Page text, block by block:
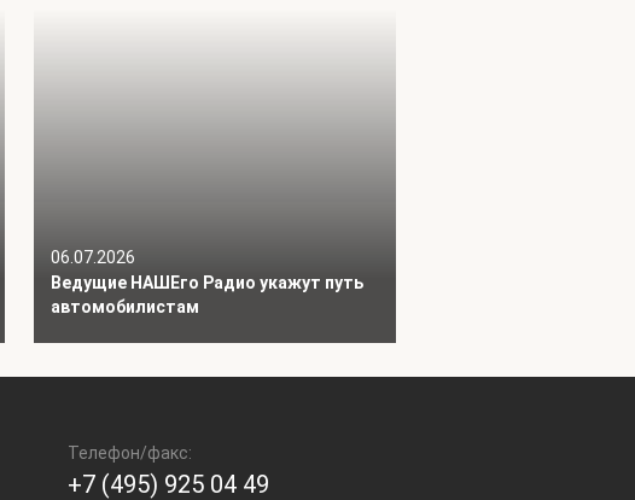
06.07.2026
Ведущие НАШЕго Радио укажут путь
автомобилистам
Телефон/факс:
+7 (495) 925 04 49